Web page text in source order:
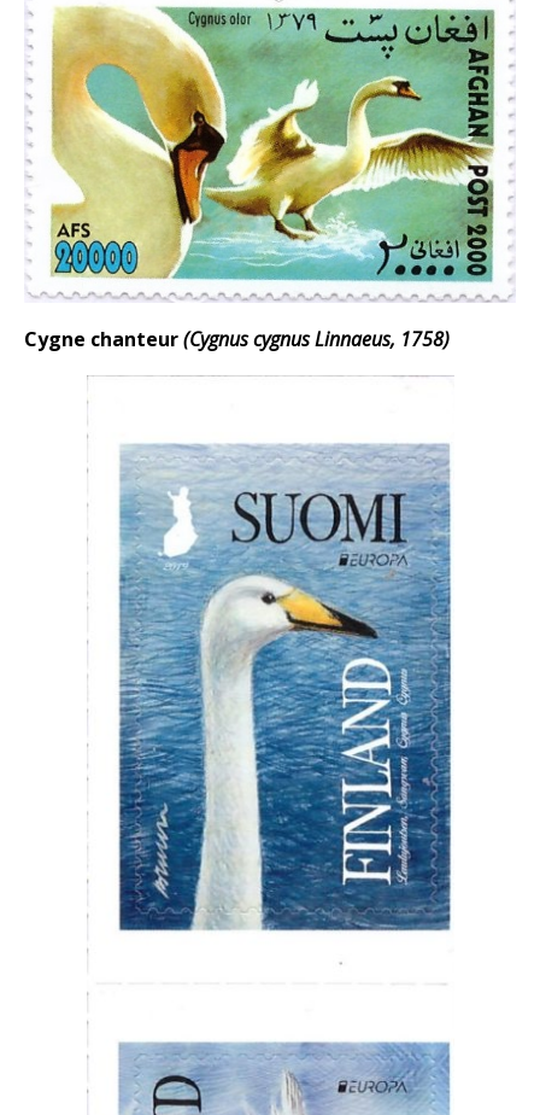
Cygne chanteur(Cygnus cygnus Linnaeus, 1758)